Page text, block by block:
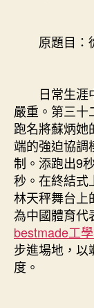
原題目：從
日常生涯中
嚴重。第三十
跑名將蘇炳她
端的強迫協調
制。添跑出9
秒。在終結式
林天秤舞台上
為中國體育代
bestmade工
步進場地，以
度。